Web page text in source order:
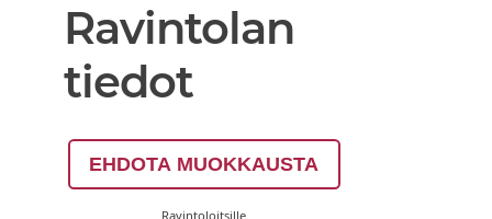
Ravintolan
tiedot
EHDOTA MUOKKAUSTA
Ravintoloitsille